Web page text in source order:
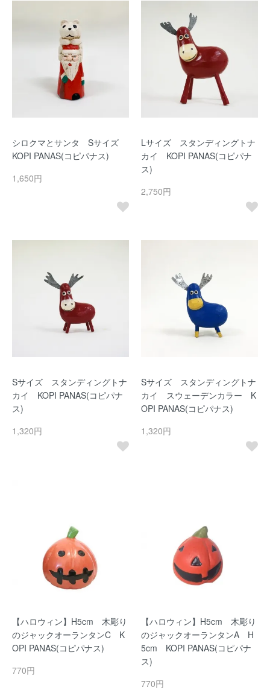
シロクマとサンタ Sサイズ
KOPI PANAS(コピパナス)
1,650円
Lサイズ スタンディングトナ
カイ KOPI PANAS(コピパナ
ス)
2,750円
Sサイズ スタンディングトナ
カイ KOPI PANAS(コピパナ
ス)
1,320円
Sサイズ スタンディングトナ
カイ スウェーデンカラー K
OPI PANAS(コピパナス)
1,320円
【ハロウィン】H5cm 木彫り
のジャックオーランタンC K
OPI PANAS(コピパナス)
770円
【ハロウィン】H5cm 木彫り
のジャックオーランタンA H
5cm KOPI PANAS(コピパナ
ス)
770円